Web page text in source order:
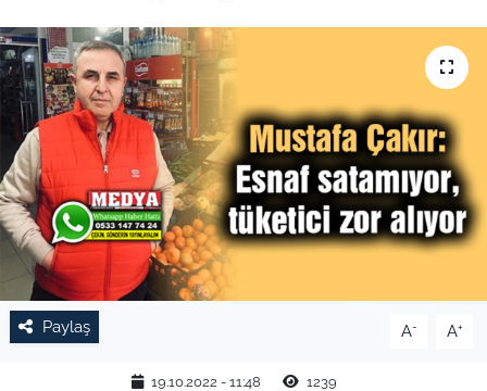
Paylaş A- A+
19.10.2022 - 11:48 1239
EĞİTİM
TARIM VE HAYVANCILIK
KÜLTÜR SANAT
RESMİ İLAN
SPOR
YAŞAM